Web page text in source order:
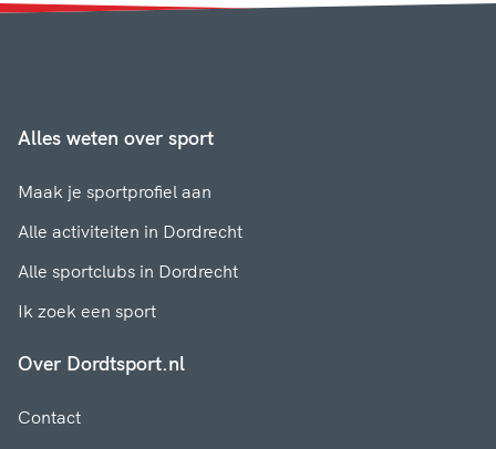
Alles weten over sport
Maak je sportprofiel aan
Alle activiteiten in Dordrecht
Alle sportclubs in Dordrecht
Ik zoek een sport
Over Dordtsport.nl
Contact